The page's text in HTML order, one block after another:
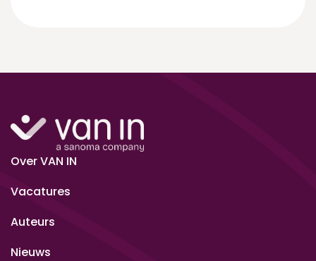
Over VAN IN
Vacatures
Auteurs
Nieuws